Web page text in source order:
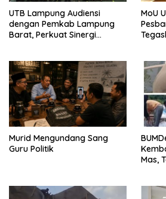
UTB Lampung Audiensi
dengan Pemkab Lampung
Barat, Perkuat Sinergi
MoU
Murid Mengundang Sang
Guru Politik
Mas,